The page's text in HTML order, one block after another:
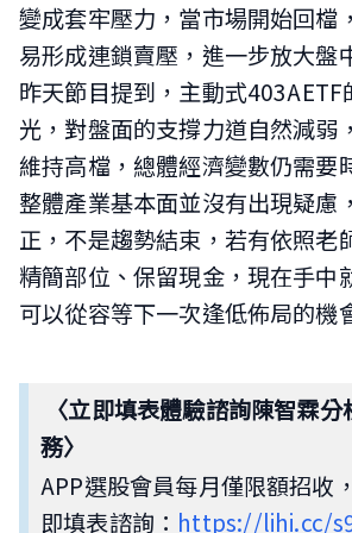
變成套牢壓力，當市場開始回檔
易形成連鎖賣壓，進一步放大盤
昨天節目提到，主動式403AETF
光，對盤面的支撐力道自然減弱
維持高檔，總體經濟變數仍需要
整體產業基本面並沒有出現疑慮
正，不是趨勢結束，若有依照老
精簡部位、保留現金，現在手中
可以從容等下一次逢低佈局的機
〈立即填表體驗諮詢陳智霖分
務〉
APP選股會員每月僅限額招收
即填表諮詢： https://lihi.cc/